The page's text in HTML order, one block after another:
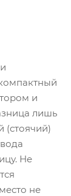
и
лишь
(стоячий)
Не
не